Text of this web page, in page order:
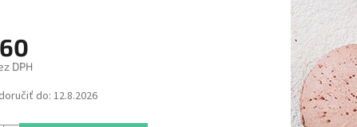
DPH
do: 12.8.2026